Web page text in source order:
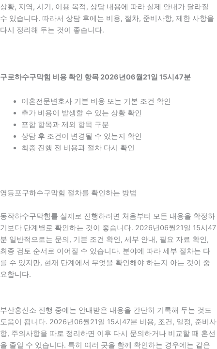
상황, 지역, 시기, 이용 목적, 상담 내용에 따라 실제 안내가 달라질
수 있습니다. 따라서 상담 후에는 비용, 절차, 준비사항, 제한 사항을
다시 정리해 두는 것이 좋습니다.
구로하수구막힘 비용 확인 항목 2026년06월21일 15시47분
이혼전문변호사 기본 비용 또는 기본 조건 확인
추가 비용이 발생할 수 있는 상황 확인
포함 항목과 제외 항목 구분
상담 후 조건이 변경될 수 있는지 확인
최종 진행 전 비용과 절차 다시 확인
영등포구하수구막힘 절차를 확인하는 방법
동작하수구막힘를 실제로 진행하려면 처음부터 모든 내용을 확정하
기보다 단계별로 확인하는 것이 좋습니다. 2026년06월21일 15시47
분 일반적으로는 문의, 기본 조건 확인, 세부 안내, 필요 자료 확인,
최종 검토 순서로 이어질 수 있습니다. 분야에 따라 세부 절차는 다
를 수 있지만, 현재 단계에서 무엇을 확인해야 하는지 아는 것이 중
요합니다.
부산흥신소 진행 중에는 안내받은 내용을 간단히 기록해 두는 것도
도움이 됩니다. 2026년06월21일 15시47분 비용, 조건, 일정, 준비사
항, 주의사항을 따로 정리하면 이후 다시 문의하거나 비교할 때 혼선
을 줄일 수 있습니다. 특히 여러 곳을 함께 확인하는 경우에는 같은